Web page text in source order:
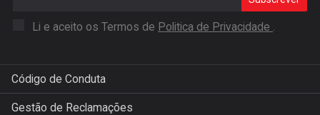
Li e aceito os Termos de Politica de Privacidade .
Código de Conduta
Gestão de Reclamações